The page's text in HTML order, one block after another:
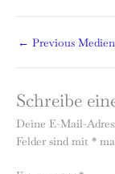
← Previous Medien
Schreibe
Deine E-Mail-
Felder sind mit *